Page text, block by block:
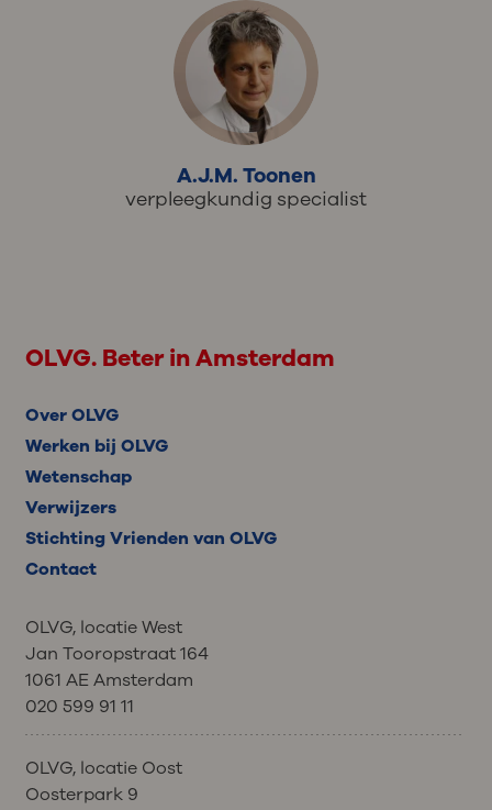
A.J.M. Toonen
verpleegkundig specialist
OLVG. Beter in Amsterdam
Over OLVG
Werken bij OLVG
Wetenschap
Verwijzers
Stichting Vrienden van OLVG
Contact
OLVG, locatie West
Jan Tooropstraat 164
1061 AE Amsterdam
020 599 91 11
OLVG, locatie Oost
Oosterpark 9